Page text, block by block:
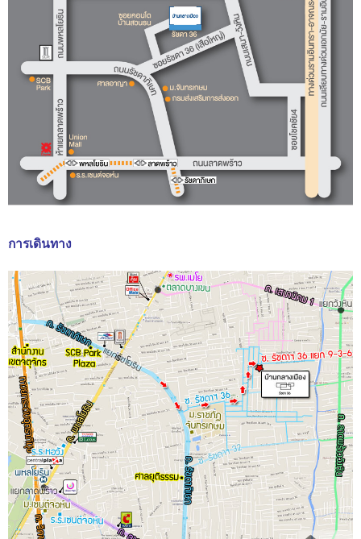
การเดินทาง